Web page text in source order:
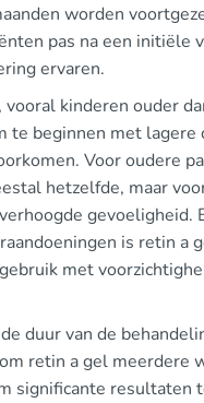
worden
pas na een initiële
ervaren.
vooral kinderen ouder
te beginnen met lagere
Voor oudere
hetzelfde, maar
gevoeligheid.
is retin a
met
duur van de
retin a gel meerdere
significante resultaten